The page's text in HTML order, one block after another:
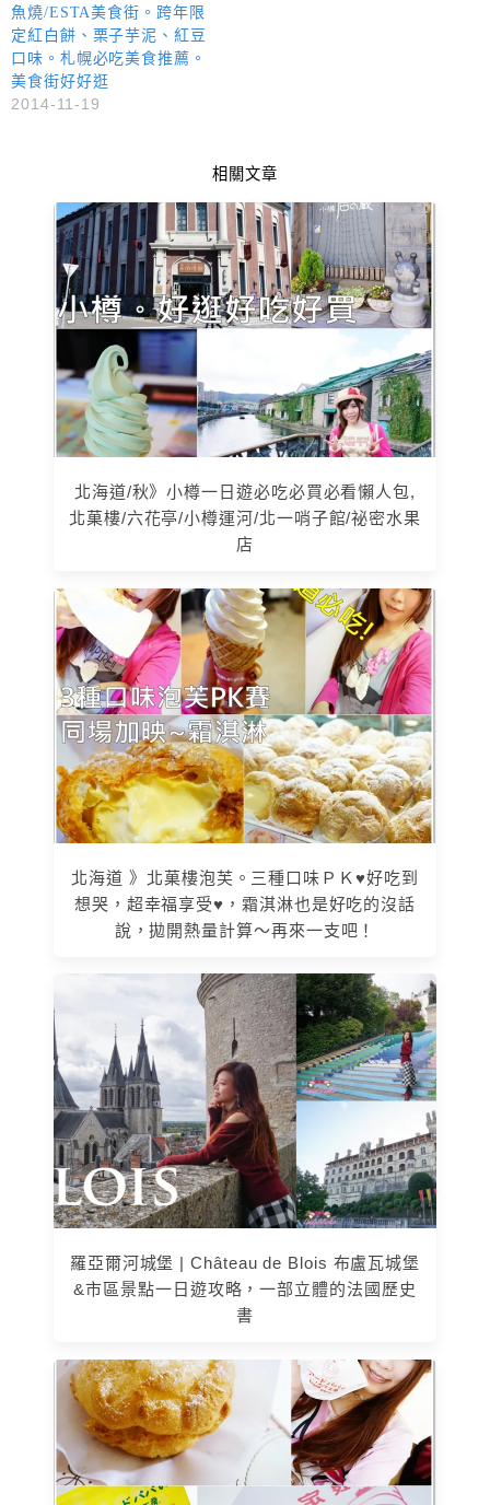
魚燒/ESTA美食街。跨年限
定紅白餅、栗子芋泥、紅豆
口味。札幌必吃美食推薦。
美食街好好逛
2014-11-19
相關文章
北海道/秋》小樽一日遊必吃必買必看懶人包,
北菓樓/六花亭/小樽運河/北一哨子館/祕密水果
店
北海道 》北菓樓泡芙。三種口味ＰＫ♥好吃到
想哭，超幸福享受♥，霜淇淋也是好吃的沒話
說，拋開熱量計算～再來一支吧！
羅亞爾河城堡 | Château de Blois 布盧瓦城堡
&市區景點一日遊攻略，一部立體的法國歷史
書